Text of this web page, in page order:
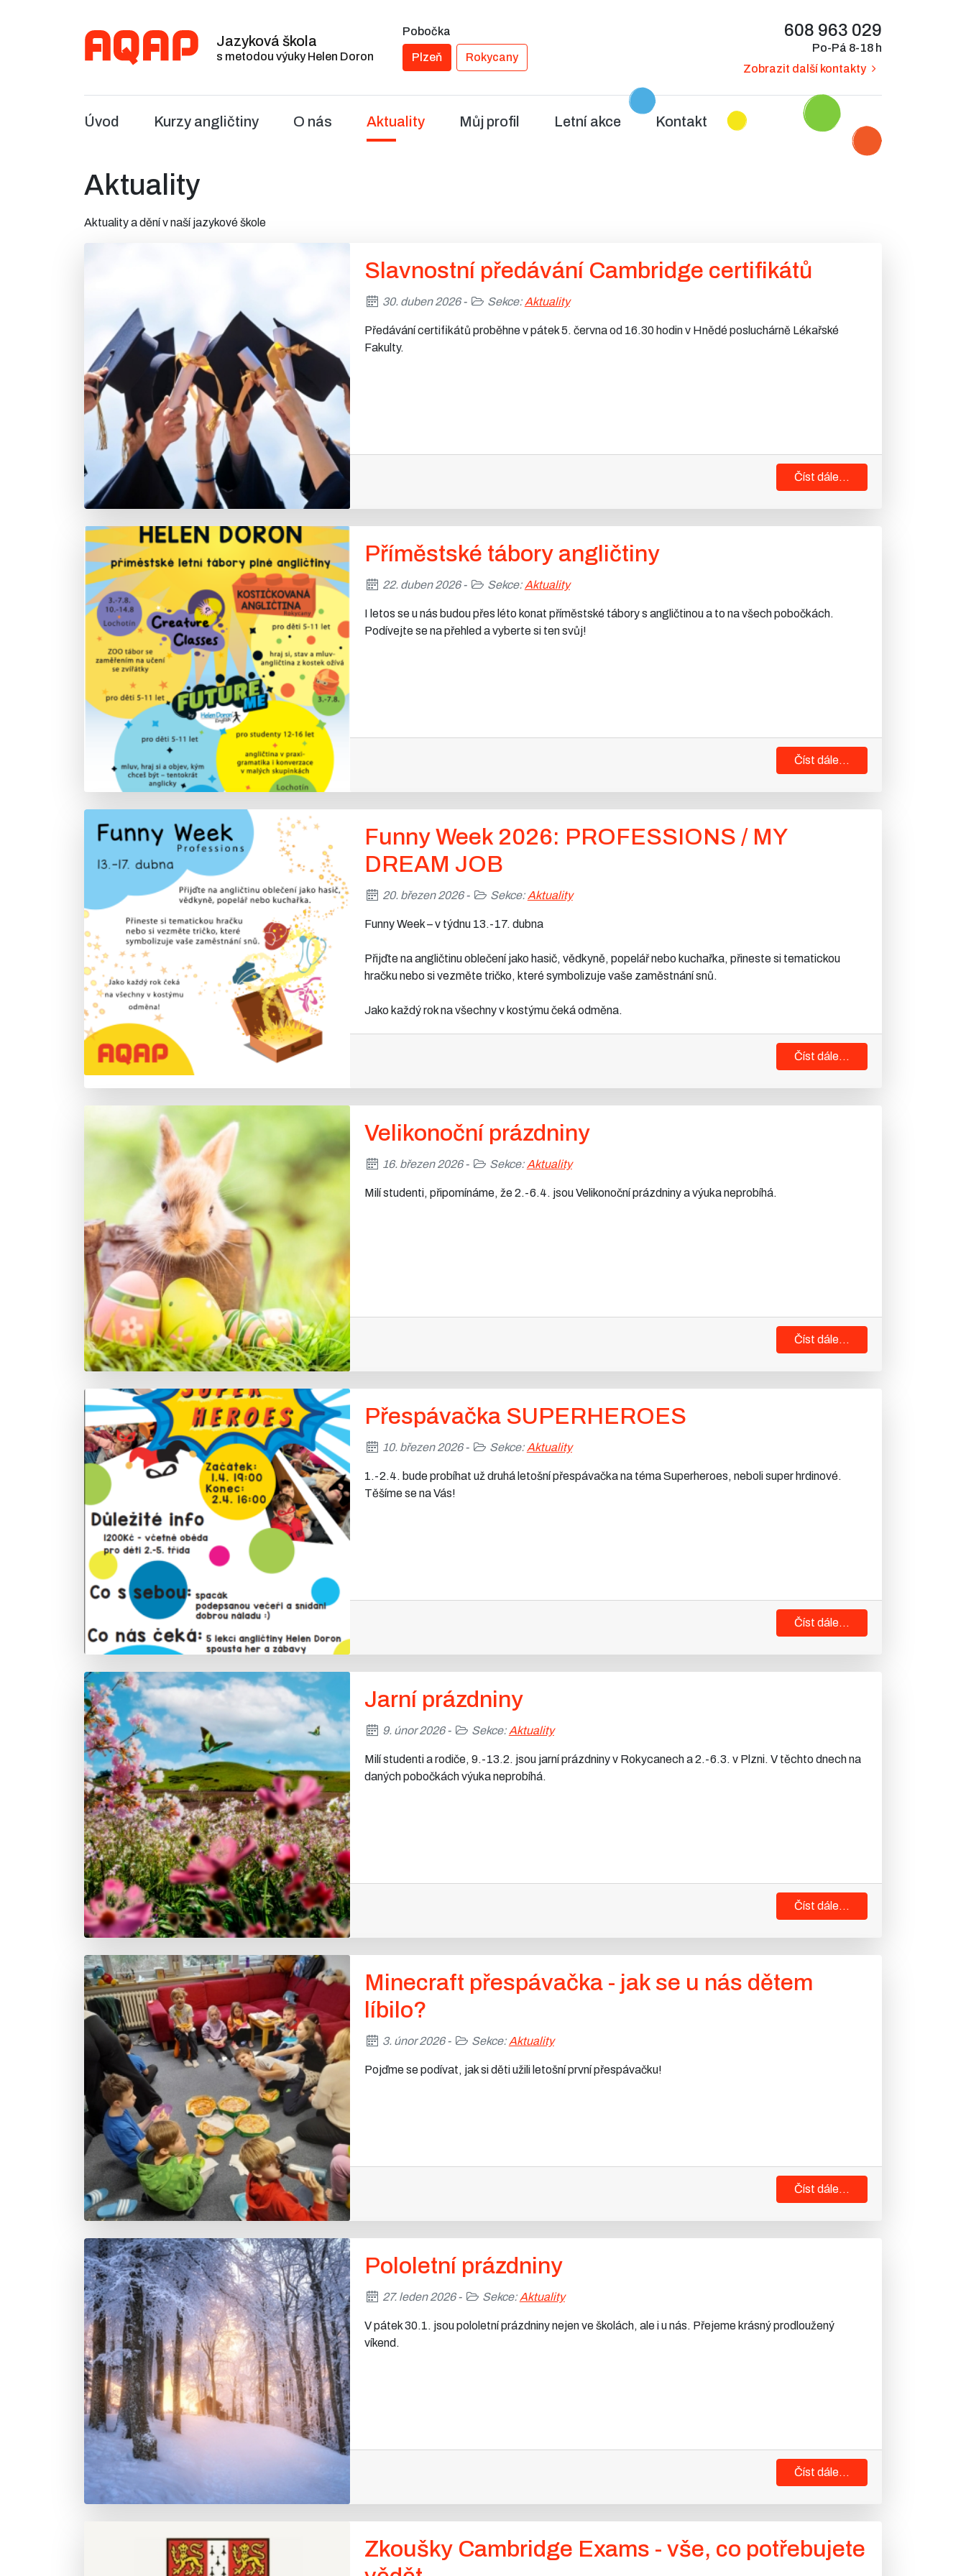
Jazyková škola
s metodou výuky Helen Doron
Pobočka
Plzeň Rokycany
608 963 029
Po-Pá 8-18 h
Zobrazit další kontakty
Úvod Kurzy angličtiny O nás Aktuality(akutální stránka)
Můj profil Letní akce Kontakt
Aktuality
Aktuality a dění v naší jazykové škole
Slavnostní předávání Cambridge certifikátů
30. duben 2026 - Sekce: Aktuality
Předávání certifikátů proběhne v pátek 5. června od 16.30 hodin v Hnědé posluchárně Lékařské
Fakulty.
Číst dále...
Příměstské tábory angličtiny
22. duben 2026 - Sekce: Aktuality
I letos se u nás budou přes léto konat příměstské tábory s angličtinou a to na všech pobočkách.
Podívejte se na přehled a vyberte si ten svůj!
Číst dále...
Funny Week 2026: PROFESSIONS / MY
DREAM JOB
20. březen 2026 - Sekce: Aktuality
Funny Week – v týdnu 13.-17. dubna
Přijďte na angličtinu oblečení jako hasič, vědkyně, popelář nebo kuchařka, přineste si tematickou
hračku nebo si vezměte tričko, které symbolizuje vaše zaměstnání snů.
Jako každý rok na všechny v kostýmu čeká odměna.
Číst dále...
Velikonoční prázdniny
16. březen 2026 - Sekce: Aktuality
Milí studenti, připomínáme, že 2.-6.4. jsou Velikonoční prázdniny a výuka neprobíhá.
Číst dále...
Přespávačka SUPERHEROES
10. březen 2026 - Sekce: Aktuality
1.-2.4. bude probíhat už druhá letošní přespávačka na téma Superheroes, neboli super hrdinové.
Těšíme se na Vás!
Číst dále...
Jarní prázdniny
9. únor 2026 - Sekce: Aktuality
Milí studenti a rodiče, 9.-13.2. jsou jarní prázdniny v Rokycanech a 2.-6.3. v Plzni. V těchto dnech na
daných pobočkách výuka neprobíhá.
Číst dále...
Minecraft přespávačka - jak se u nás dětem
líbilo?
3. únor 2026 - Sekce: Aktuality
Pojďme se podívat, jak si děti užili letošní první přespávačku!
Číst dále...
Pololetní prázdniny
27. leden 2026 - Sekce: Aktuality
V pátek 30.1. jsou pololetní prázdniny nejen ve školách, ale i u nás. Přejeme krásný prodloužený
víkend.
Číst dále...
Zkoušky Cambridge Exams - vše, co potřebujete